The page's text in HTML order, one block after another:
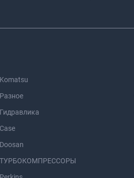
Komatsu
Разное
Гидравлика
Case
Doosan
ТУРБОКОМПРЕССОРЫ